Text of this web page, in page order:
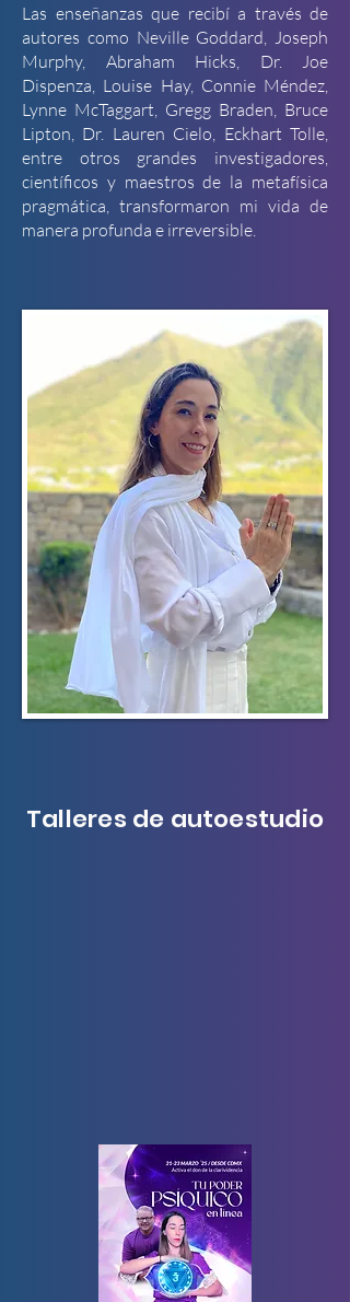
Las enseñanzas que recibí a través de
autores como Neville Goddard, Joseph
Murphy, Abraham Hicks, Dr. Joe
Dispenza, Louise Hay, Connie Méndez,
Lynne McTaggart, Gregg Braden, Bruce
Lipton, Dr. Lauren Cielo, Eckhart Tolle,
entre otros grandes investigadores,
científicos y maestros de la metafísica
pragmática, transformaron mi vida de
manera profunda e irreversible.
Talleres de autoestudio